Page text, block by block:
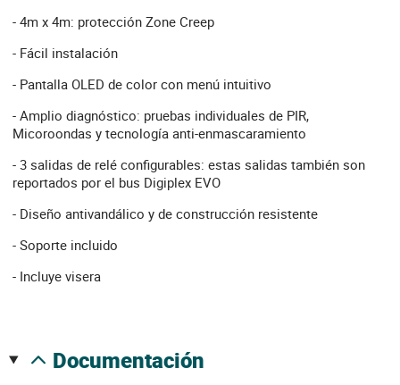
- 4m x 4m: protección Zone Creep
- Fácil instalación
- Pantalla OLED de color con menú intuitivo
- Amplio diagnóstico: pruebas individuales de PIR,
Micoroondas y tecnología anti-enmascaramiento
- 3 salidas de relé configurables: estas salidas también son
reportados por el bus Digiplex EVO
- Diseño antivandálico y de construcción resistente
- Soporte incluido
- Incluye visera
documentación